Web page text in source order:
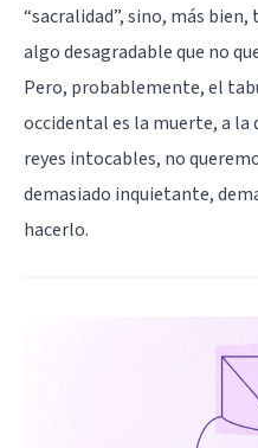
“sacralidad”, sino, más
algo desagradable que no
Pero, probablemente, el
occidental es la muerte, a la
reyes intocables, no
demasiado inquietante,
hacerlo.